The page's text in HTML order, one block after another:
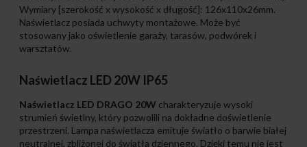
Wymiary [szerokość x wysokość x długość]: 126x110x26mm.
Naświetlacz posiada uchwyty montażowe. Może być
stosowany jako oświetlenie garaży, tarasów, podwórek i
warsztatów.
Naświetlacz LED 20W IP65
Naświetlacz LED DRAGO 20W charakteryzuje wysoki
strumień świetlny, który pozwolili na dokładne doświetlenie
przestrzeni. Lampa naświetlacza emituje światło o barwie białej
neutralnej, zbliżonej do światła dziennego. Dzięki temu nie jest